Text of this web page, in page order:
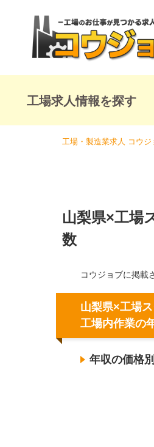
工場求人情報を探す
工場・製造業求人 コウジ
山梨県×工場
数
コウジョブに掲載
山梨県×工場ス
工場内作業の
年収の価格